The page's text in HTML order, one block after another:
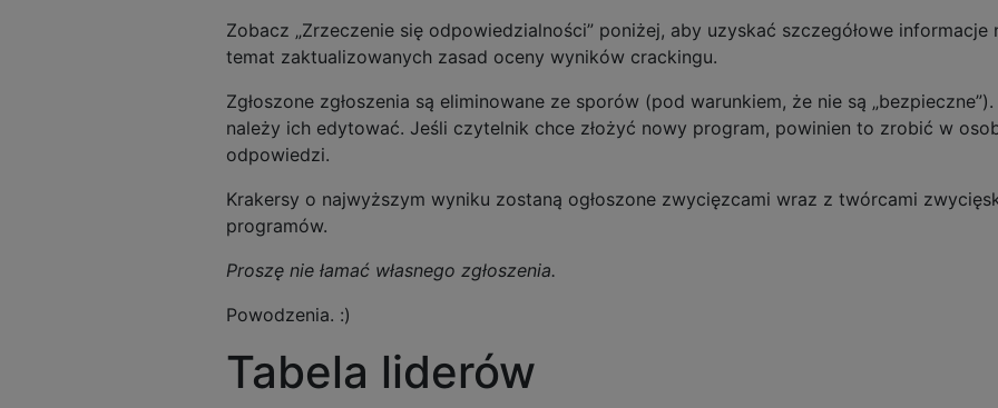
Zobacz „Zrzeczenie się odpowiedzialności” poniżej, aby uzyskać szczegółowe informacje
temat zaktualizowanych zasad oceny wyników crackingu.
Zgłoszone zgłoszenia są eliminowane ze sporów (pod warunkiem, że nie są
należy ich edytować. Jeśli czytelnik chce złożyć nowy program, powinien to zrobić w
odpowiedzi.
Krakersy o najwyższym wyniku zostaną ogłoszone zwycięzcami wraz z twórcami
programów.
Proszę nie łamać własnego zgłoszenia.
Powodzenia. :)
Tabela liderów